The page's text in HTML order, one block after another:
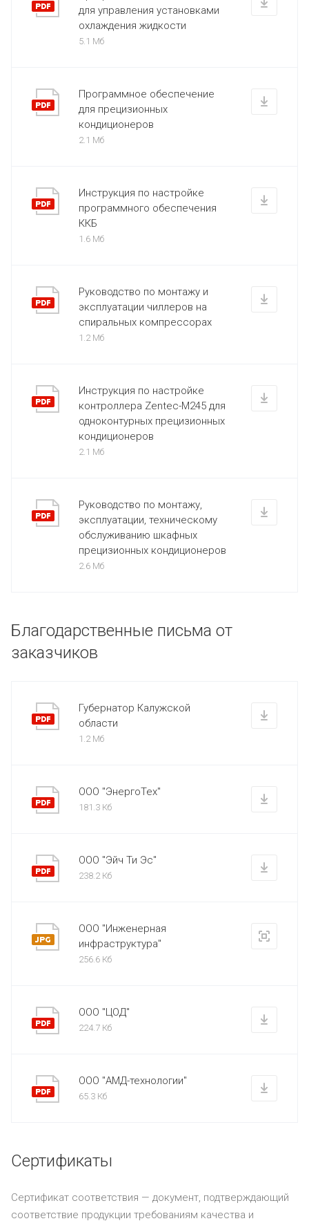
для управления установками
охлаждения жидкости
5.1 Мб
Программное обеспечение
для прецизионных
кондиционеров
2.1 Мб
Инструкция по настройке
программного обеспечения
ККБ
1.6 Мб
Руководство по монтажу и
эксплуатации чиллеров на
спиральных компрессорах
1.2 Мб
Инструкция по настройке
контроллера Zentec-M245 для
одноконтурных прецизионных
кондиционеров
2.1 Мб
Руководство по монтажу,
эксплуатации, техническому
обслуживанию шкафных
прецизионных кондиционеров
2.6 Мб
Благодарственные письма от
заказчиков
Губернатор Калужской
области
1.2 Мб
ООО "ЭнергоТех"
181.3 Кб
ООО "Эйч Ти Эс"
238.2 Кб
ООО "Инженерная
инфраструктура"
256.6 Кб
ООО "ЦОД"
224.7 Кб
ООО "АМД-технологии"
65.3 Кб
Сертификаты
Сертификат соответствия — документ, подтверждающий
соответствие продукции требованиям качества и